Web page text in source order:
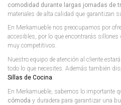
comodidad durante largas jornadas de
materiales de alta calidad que garantizan
En Merkamueble nos preocupamos por
accesibles, por lo que encontrarás sillones
muy competitivos.
Nuestro equipo de atención al cliente
todo lo que necesites. Además también
Sillas de Cocina.
En Merkamueble, sabemos lo importante
cómoda y duradera para garantizar una